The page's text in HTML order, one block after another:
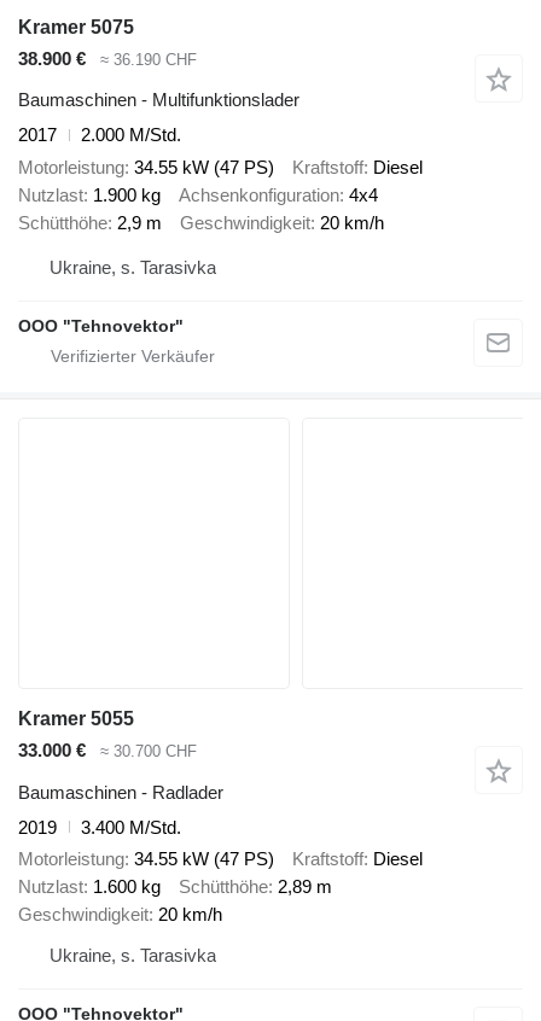
Kramer 5075
38.900 €
≈ 36.190 CHF
Baumaschinen - Multifunktionslader
2017
2.000 M/Std.
Motorleistung 34.55 kW (47 PS) Kraftstoff Diesel
Nutzlast 1.900 kg Achsenkonfiguration 4x4
Schütthöhe 2,9 m Geschwindigkeit 20 km/h
Ukraine, s. Tarasivka
OOO "Tehnovektor"
Kramer 5055
33.000 €
≈ 30.700 CHF
Baumaschinen - Radlader
2019
3.400 M/Std.
Motorleistung 34.55 kW (47 PS) Kraftstoff Diesel
Nutzlast 1.600 kg Schütthöhe 2,89 m
Geschwindigkeit 20 km/h
Ukraine, s. Tarasivka
OOO "Tehnovektor"